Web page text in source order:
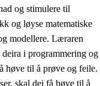
og stimulere til
og løyse matematiske
modellere. Læraren
i programmering og
høve til å prøve og feile.
skal dei få høve til å